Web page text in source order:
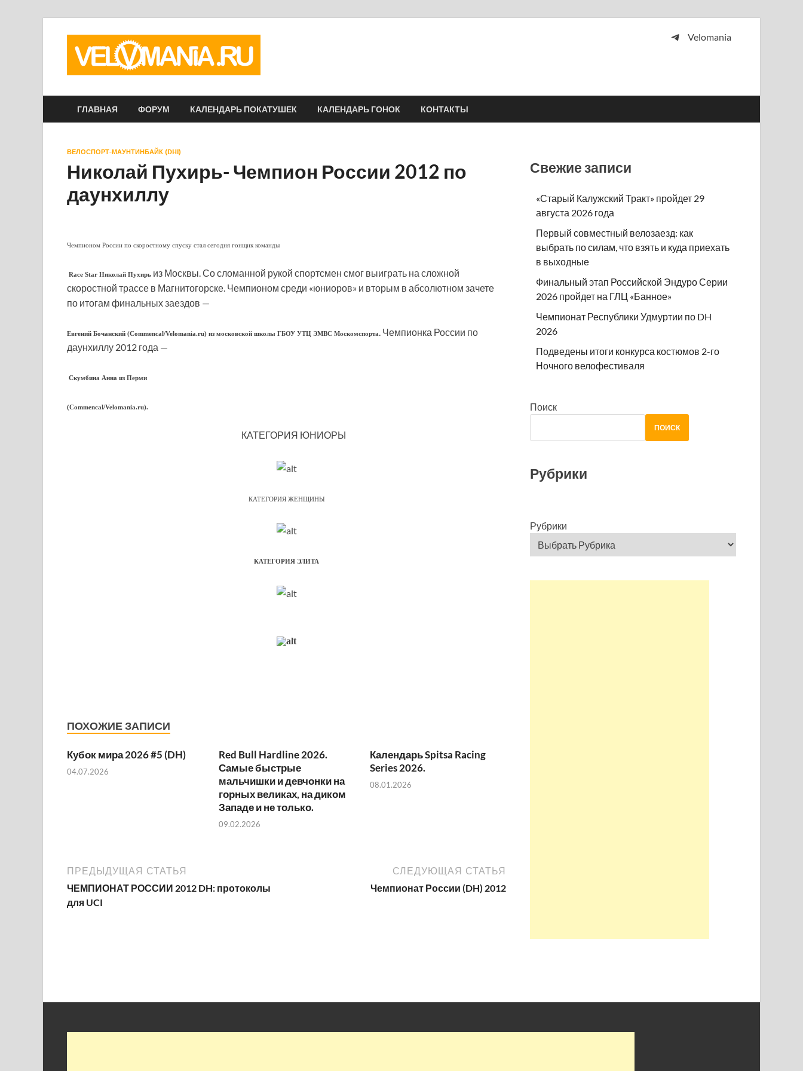
Velomania
ГЛАВНАЯ ФОРУМ КАЛЕНДАРЬ ПОКАТУШЕК КАЛЕНДАРЬ ГОНОК КОНТАКТЫ
ВЕЛОСПОРТ-МАУНТИНБАЙК (DHI)
Николай Пухирь- Чемпион России 2012 по
даунхиллу
Чемпионом России по скоростному спуску стал сегодня гонщик команды
Race Star Николай Пухирь из Москвы. Со сломанной рукой спортсмен смог выиграть на сложной
скоростной трассе в Магнитогорске. Чемпионом среди «юниоров» и вторым в абсолютном зачете
по итогам финальных заездов —
Евгений Бочанский (Commencal/Velomania.ru) из московской школы ГБОУ УТЦ ЭМВС Москомспорта. Чемпионка России по
даунхиллу 2012 года —
Скумбина Анна из Перми
(Commencal/Velomania.ru).
КАТЕГОРИЯ ЮНИОРЫ
КАТЕГОРИЯ ЖЕНЩИНЫ
КАТЕГОРИЯ ЭЛИТА
ПОХОЖИЕ ЗАПИСИ
Кубок мира 2026 #5 (DH)
04.07.2026
Red Bull Hardline 2026.
Самые быстрые
мальчишки и девчонки на
горных великах, на диком
Западе и не только.
09.02.2026
Календарь Spitsa Racing
Series 2026.
08.01.2026
ПРЕДЫДУЩАЯ СТАТЬЯ
ЧЕМПИОНАТ РОССИИ 2012 DH: протоколы
для UCI
СЛЕДУЮЩАЯ СТАТЬЯ
Чемпионат России (DH) 2012
Свежие записи
«Старый Калужский Тракт» пройдет 29
августа 2026 года
Первый совместный велозаезд: как
выбрать по силам, что взять и куда приехать
в выходные
Финальный этап Российской Эндуро Серии
2026 пройдет на ГЛЦ «Банное»
Чемпионат Республики Удмуртии по DH
2026
Подведены итоги конкурса костюмов 2-го
Ночного велофестиваля
Поиск
ПОИСК
Рубрики
Рубрики